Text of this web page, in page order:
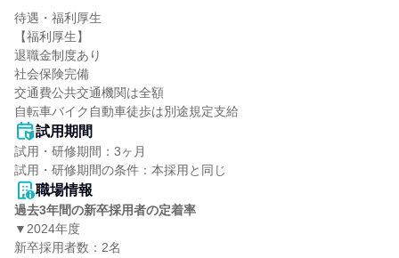
待遇・福利厚生
【福利厚生】
退職金制度あり
社会保険完備
交通費公共交通機関は全額
自転車バイク自動車徒歩は別途規定支給
試用期間
試用・研修期間：3ヶ月
職場情報
過去3年間の新卒採用者の定着率
▼2024年度
新卒採用者数：2名